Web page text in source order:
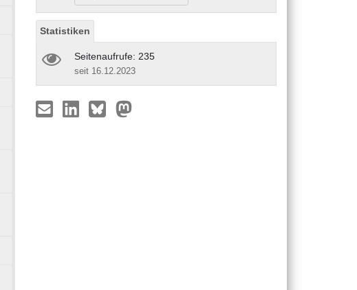
Statistiken
Seitenaufrufe: 235
seit 16.12.2023